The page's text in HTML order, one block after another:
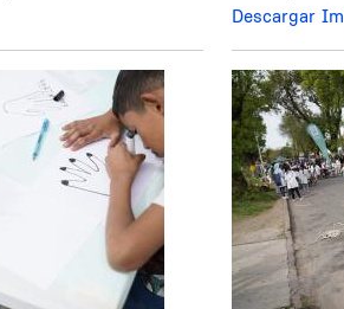
Descargar